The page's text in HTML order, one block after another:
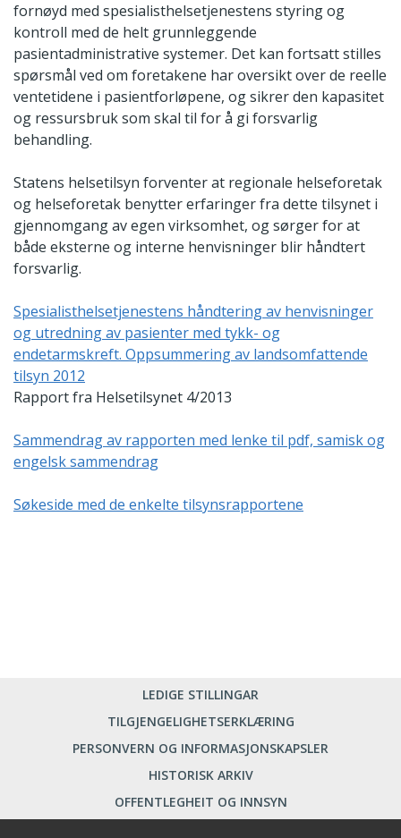
fornøyd med spesialisthelsetjenestens styring og
kontroll med de helt grunnleggende
pasientadministrative systemer. Det kan fortsatt stilles
spørsmål ved om foretakene har oversikt over de reelle
ventetidene i pasientforløpene, og sikrer den kapasitet
og ressursbruk som skal til for å gi forsvarlig
behandling.
Statens helsetilsyn forventer at regionale helseforetak
og helseforetak benytter erfaringer fra dette tilsynet i
gjennomgang av egen virksomhet, og sørger for at
både eksterne og interne henvisninger blir håndtert
forsvarlig.
Spesialisthelsetjenestens håndtering av henvisninger
og utredning av pasienter med tykk- og
endetarmskreft. Oppsummering av landsomfattende
tilsyn 2012
Rapport fra Helsetilsynet 4/2013
Sammendrag av rapporten med lenke til pdf, samisk og
engelsk sammendrag
Søkeside med de enkelte tilsynsrapportene
LEDIGE STILLINGAR
TILGJENGELIGHETSERKLÆRING
PERSONVERN OG INFORMASJONSKAPSLER
HISTORISK ARKIV
OFFENTLEGHEIT OG INNSYN